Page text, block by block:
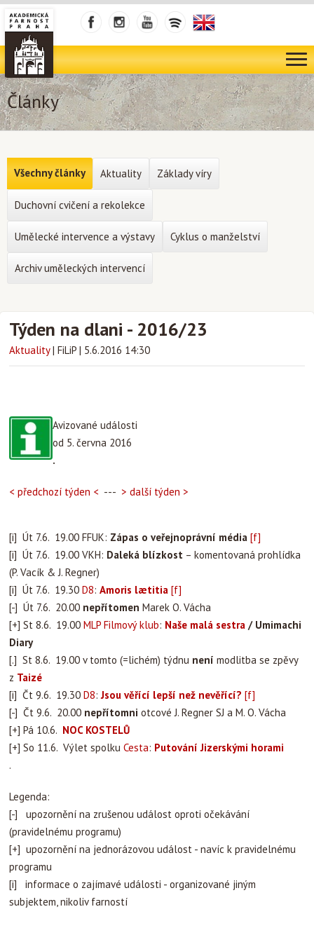
Články
Týden na dlani - 2016/23
Aktuality | FiLiP | 5.6.2016 14:30
Avizované události
od 5. června 2016
.
< předchozí týden < --- > další týden >
[i] Út 7.6. 19.00 FFUK: Zápas o veřejnoprávní média [f]
[i] Út 7.6. 19.00 VKH: Daleká blízkost – komentovaná prohlídka
(P. Vacík & J. Regner)
[i] Út 7.6. 19.30 D8: Amoris lætitia [f]
[-] Út 7.6. 20.00 nepřítomen Marek O. Vácha
[+] St 8.6. 19.00 MLP Filmový klub: Naše malá sestra / Umimachi
Diary
[.] St 8.6. 19.00 v tomto (=lichém) týdnu není modlitba se zpěvy
z Taizé
[i] Čt 9.6. 19.30 D8:Jsou věřící lepší než nevěřící? [f]
[-] Čt 9.6. 20.00 nepřítomni otcové J. Regner SJ a M. O. Vácha
[+] Pá 10.6. NOC KOSTELŮ
[+] So 11.6. Výlet spolku Cesta: Putování Jizerskými horami
.
Legenda:
[-] upozornění na zrušenou událost oproti očekávání
(pravidelnému programu)
[+] upozornění na jednorázovou událost - navíc k pravidelnému
programu
[i] informace o zajímavé události - organizované jiným
subjektem, nikoliv farností
Všechny články Aktuality Základy víry
Duchovní cvičení a rekolekce
Umělecké intervence a výstavy Cyklus o manželství
Archiv uměleckých intervencí